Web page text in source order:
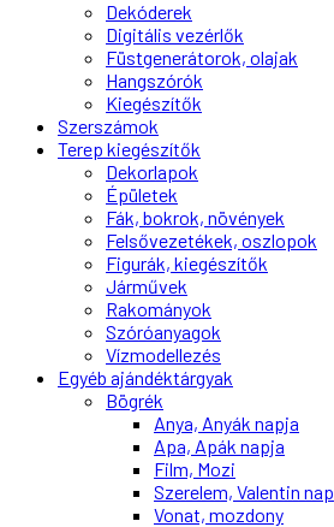
Dekóderek
Digitális vezérlők
Füstgenerátorok, olajak
Hangszórók
Kiegészítők
Szerszámok
Terep kiegészítők
Dekorlapok
Épületek
Fák, bokrok, növények
Felsővezetékek, oszlopok
Figurák, kiegészítők
Járművek
Rakományok
Szóróanyagok
Vízmodellezés
Egyéb ajándéktárgyak
Bögrék
Anya, Anyák napja
Apa, Apák napja
Film, Mozi
Szerelem, Valentin nap
Vonat, mozdony